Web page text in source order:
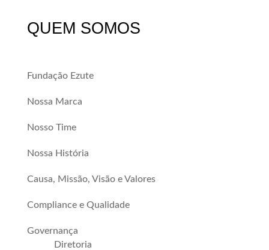
QUEM SOMOS
Fundação Ezute
Nossa Marca
Nosso Time
Nossa História
Causa, Missão, Visão e Valores
Compliance e Qualidade
Governança
Diretoria